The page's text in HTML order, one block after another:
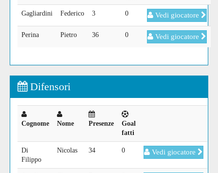
Gagliardini Federico 3 0 Vedi giocatore
Perina Pietro 36 0 Vedi giocatore
Difensori
Cognome Nome Presenze
Goal
fatti
Di
Filippo
Nicolas 34 0 Vedi giocatore